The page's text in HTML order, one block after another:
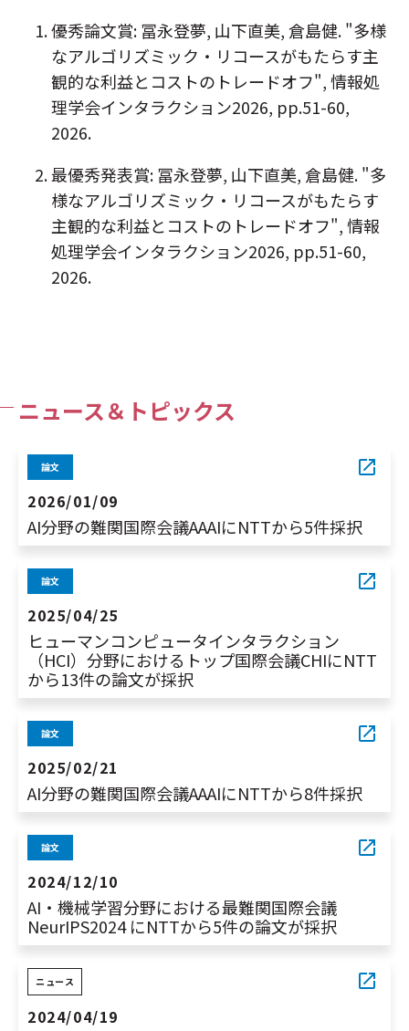
優秀論文賞: 冨永登夢, 山下直美, 倉島健. "多様
なアルゴリズミック・リコースがもたらす主
観的な利益とコストのトレードオフ", 情報処
理学会インタラクション2026, pp.51-60,
2026.
最優秀発表賞: 冨永登夢, 山下直美, 倉島健. "多
様なアルゴリズミック・リコースがもたらす
主観的な利益とコストのトレードオフ", 情報
処理学会インタラクション2026, pp.51-60,
2026.
ニュース＆トピックス
論文
2026/01/09
AI分野の難関国際会議AAAIにNTTから5件採択
論文
2025/04/25
ヒューマンコンピュータインタラクション
（HCI）分野におけるトップ国際会議CHIにNTT
から13件の論文が採択
論文
2025/02/21
AI分野の難関国際会議AAAIにNTTから8件採択
論文
2024/12/10
AI・機械学習分野における最難関国際会議
NeurIPS2024 にNTTから5件の論文が採択
ニュース
2024/04/19